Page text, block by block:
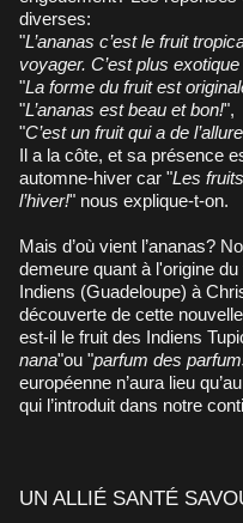
diverses:
"L’ananas c’est le fruit
voyager. C’est plus
"La forme du fruit est
"L’ananas est beau et bon!",
"C’est un fruit qui a de
Il a la côte, et sa présence
automne-hiver car "Les
l’hiver!" nous explique-t-on.
Mais d’où vient l’ananas?
demeure quant à l'origine
Indiens (Guadeloupe) à
découverte de cette
est-il le fruit des Indiens
nana"ou "parfum des
européenne n’aura lieu
qui l’introduit dans notre
UN ALLIÉ SANTÉ